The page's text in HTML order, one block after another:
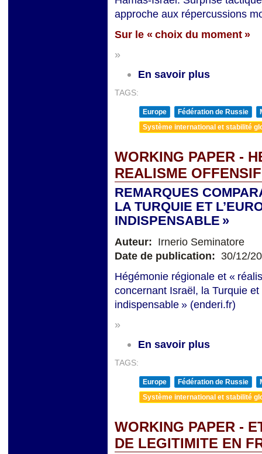
approche aux répercussions
Sur le « choix du moment »
»
En savoir plus
TAGS:
Europe Fédération de Russie
Système international et stabilité
WORKING PAPER -
REALISME
REMARQUES
LA TURQUIE ET
INDISPENSABLE »
Auteur: Irnerio Seminatore
Date de publication: 30/12/
Hégémonie régionale et «
concernant Israël, la Turquie
indispensable » (enderi.fr)
»
En savoir plus
TAGS:
Europe Fédération de Russie
Système international et stabilité
WORKING PAPER -
DE LEGITIMITE EN